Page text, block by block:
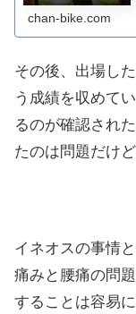
chan-bike.com
その後、出場し
う成績を収めて
るのが確認され
たのは問題だけど
イネオスの事情
痛みと腰痛の問
することは容易に